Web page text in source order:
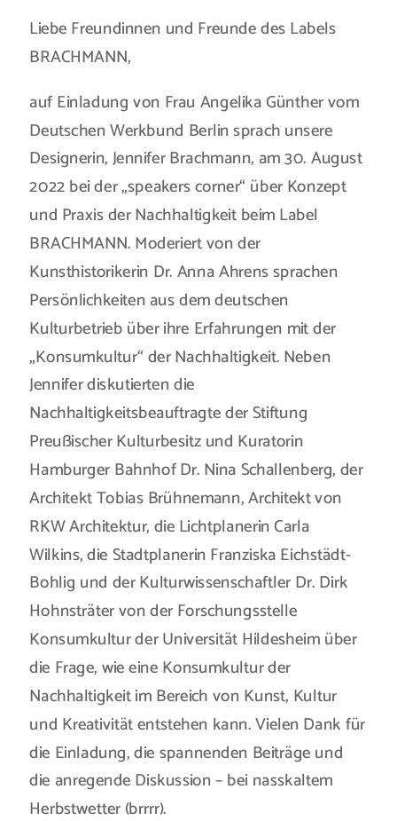
Liebe Freundinnen und Freunde des Labels
BRACHMANN,
auf Einladung von Frau Angelika Günther vom
Deutschen Werkbund Berlin sprach unsere
Designerin, Jennifer Brachmann, am 30. August
2022 bei der „speakers corner“ über Konzept
und Praxis der Nachhaltigkeit beim Label
BRACHMANN. Moderiert von der
Kunsthistorikerin Dr. Anna Ahrens sprachen
Persönlichkeiten aus dem deutschen
Kulturbetrieb über ihre Erfahrungen mit der
„Konsumkultur“ der Nachhaltigkeit. Neben
Jennifer diskutierten die
Nachhaltigkeitsbeauftragte der Stiftung
Preußischer Kulturbesitz und Kuratorin
Hamburger Bahnhof Dr. Nina Schallenberg, der
Architekt Tobias Brühnemann, Architekt von
RKW Architektur, die Lichtplanerin Carla
Wilkins, die Stadtplanerin Franziska Eichstädt-
Bohlig und der Kulturwissenschaftler Dr. Dirk
Hohnsträter von der Forschungsstelle
Konsumkultur der Universität Hildesheim über
die Frage, wie eine Konsumkultur der
Nachhaltigkeit im Bereich von Kunst, Kultur
und Kreativität entstehen kann. Vielen Dank für
die Einladung, die spannenden Beiträge und
die anregende Diskussion – bei nasskaltem
Herbstwetter (brrrr).